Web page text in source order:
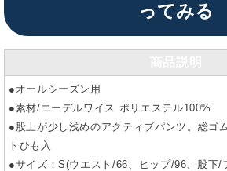
ってみる
●オールシーズン用
●素材/エーデルワイス ポリエステル100%
●股上が少し浅めのアクティブパンツ。総ゴ
トひも入
●サイズ：S(ウエスト/66、ヒップ/96、股下/